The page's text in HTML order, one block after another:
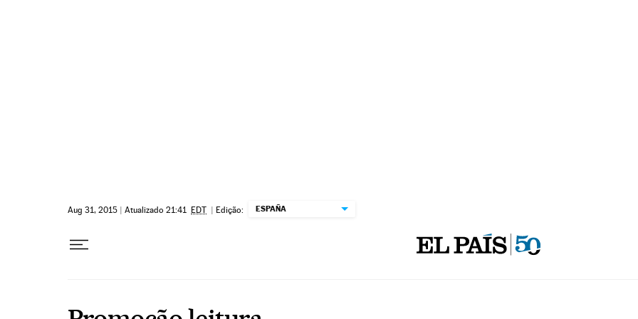
Aug 31, 2015 | Atualizado 21:41 EDT | Edição: ESPAÑA